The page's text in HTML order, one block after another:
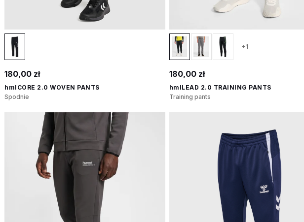
180,00 zł
hmlCORE 2.0 WOVEN PANTS
Spodnie
+1
180,00 zł
hmlLEAD 2.0 TRAINING PANTS
Training pants